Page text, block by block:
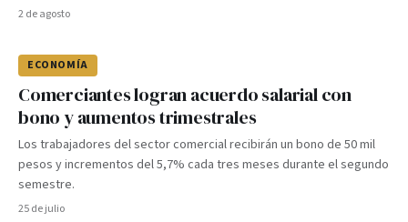
2 de agosto
ECONOMÍA
Comerciantes logran acuerdo salarial con
bono y aumentos trimestrales
Los trabajadores del sector comercial recibirán un bono de 50 mil
pesos y incrementos del 5,7% cada tres meses durante el segundo
semestre.
25 de julio